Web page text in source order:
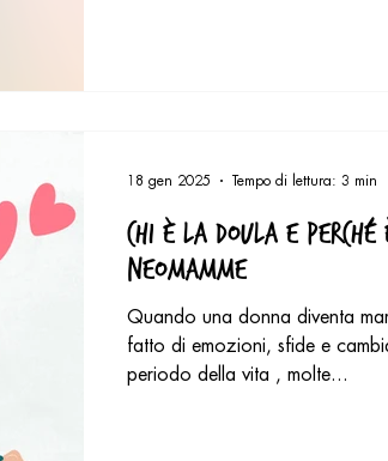
Chi è la Doula e
neomamme
Quando una donna diventa
fatto di emozioni, sfide e
periodo della vita , molte...
18 gen 2025 Tempo di lettura: 3 min